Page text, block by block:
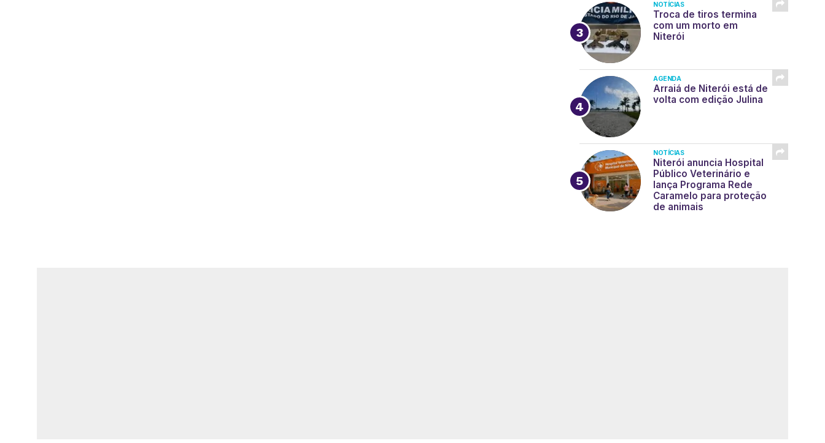
NOTÍCIAS
Troca de tiros termina
com um morto em
Niterói
AGENDA
Arraiá de Niterói está de
volta com edição Julina
NOTÍCIAS
Niterói anuncia Hospital
Público Veterinário e
lança Programa Rede
Caramelo para proteção
de animais